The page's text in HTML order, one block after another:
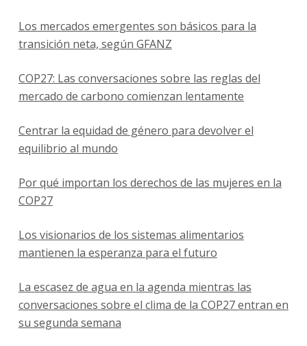
Los mercados emergentes son básicos para la
transición neta, según GFANZ
COP27: Las conversaciones sobre las reglas del
mercado de carbono comienzan lentamente
Centrar la equidad de género para devolver el
equilibrio al mundo
Por qué importan los derechos de las mujeres en la
COP27
Los visionarios de los sistemas alimentarios
mantienen la esperanza para el futuro
La escasez de agua en la agenda mientras las
conversaciones sobre el clima de la COP27 entran en
su segunda semana